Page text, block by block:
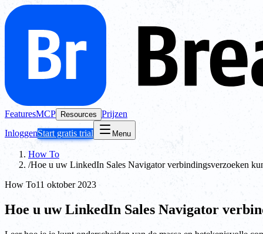
FeaturesMCP Resources Prijzen
InloggenStart gratis trial Menu
How To
/Hoe u uw LinkedIn Sales Navigator verbindingsverzoeken
How To11 oktober 2023
Hoe u uw LinkedIn Sales Navigator